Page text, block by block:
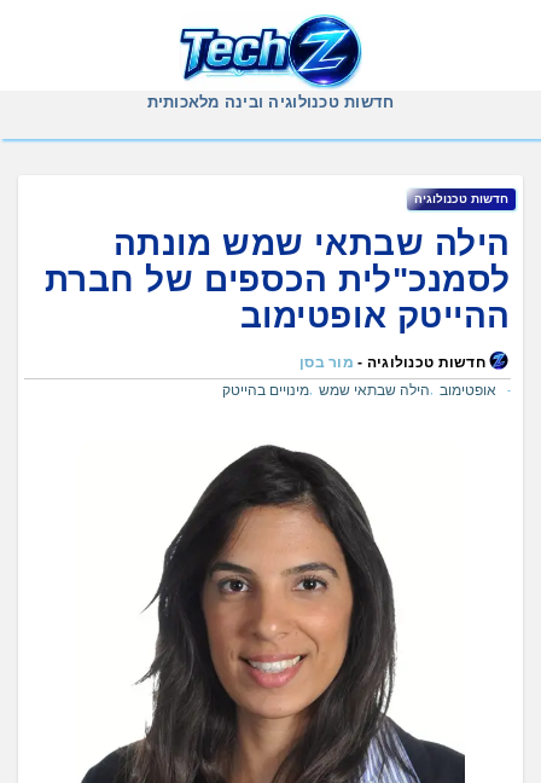
חדשות טכנולוגיה ובינה מלאכותית
חדשות טכנולוגיה
הילה שבתאי שמש מונתה
לסמנכ"לית הכספים של חברת
ההייטק אופטימוב
חדשות טכנולוגיה - מור בסן
אופטימוב
הילה שבתאי שמש מינויים בהייטק